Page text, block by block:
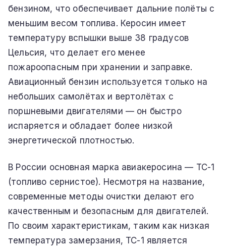
бензином, что обеспечивает дальние полёты с
меньшим весом топлива. Керосин имеет
температуру вспышки выше 38 градусов
Цельсия, что делает его менее
пожароопасным при хранении и заправке.
Авиационный бензин используется только на
небольших самолётах и вертолётах с
поршневыми двигателями — он быстро
испаряется и обладает более низкой
энергетической плотностью.
В России основная марка авиакеросина — ТС-1
(топливо сернистое). Несмотря на название,
современные методы очистки делают его
качественным и безопасным для двигателей.
По своим характеристикам, таким как низкая
температура замерзания, ТС-1 является